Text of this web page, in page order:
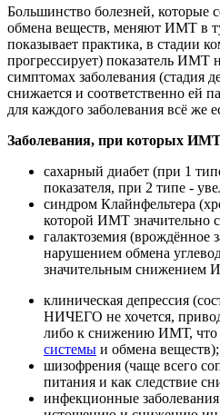
Большинство болезней, которые
обмена веществ, меняют ИМТ в
показывает практика, в стадии
прогрессирует) показатель ИМТ
симптомах заболевания (стадия
снижается и соответственно ей
для каждого заболевания всё же
Заболевания, при которых ИМТ
сахарный диабет (при 1
показателя, при 2 типе -
синдром Клайнфельтера
которой ИМТ значительно
галактоземия (врождённое
нарушением обмена
значительным снижением
клиническая депрессия
НИЧЕГО не хочется,
либо к снижению ИМТ, что
системы и обмена веществ);
шизофрения (чаще всего
питания и как следствие
инфекционные